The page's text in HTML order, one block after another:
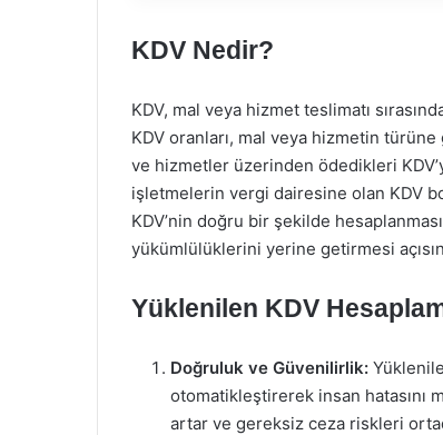
KDV Nedir?
KDV, mal veya hizmet teslimatı
KDV oranları, mal veya hizmetin
ve hizmetler üzerinden ödedikleri
işletmelerin vergi dairesine olan KDV
KDV’nin doğru bir şekilde
yükümlülüklerini yerine getirmesi
Yüklenilen KDV
Doğruluk ve Güvenilirlik:
otomatikleştirerek insan hatasını
artar ve gereksiz ceza riskleri